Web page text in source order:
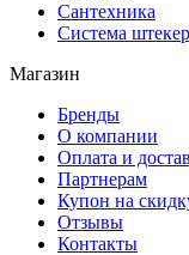
Сантехника
Система
Магазин
Бренды
О компании
Оплата и
Партнерам
Купон на
Отзывы
Контакты